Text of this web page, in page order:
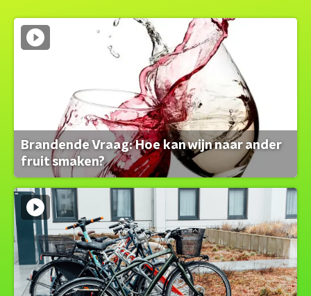
Brandende Vraag: Hoe kan wijn naar ander
fruit smaken?